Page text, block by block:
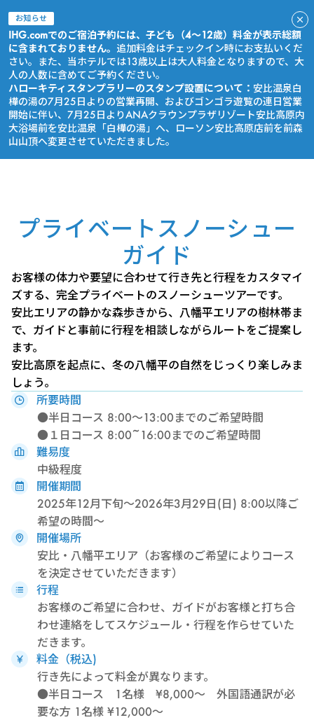
お知らせ
IHG.comでのご宿泊予約には、子ども（4～12歳）料金が表示総額
に含まれておりません。 追加料金はチェックイン時にお支払いくだ
さい。また、当ホテルでは13歳以上は大人料金となりますので、大
人の人数に含めてご予約ください。
ハローキティスタンプラリーのスタンプ設置について： 安比温泉白
樺の湯の7月25日よりの営業再開、およびゴンゴラ遊覧の連日営業
開始に伴い、7月25日よりANAクラウンプラザリゾート安比高原内
大浴場前を安比温泉「白樺の湯」へ、ローソン安比高原店前を前森
山山頂へ変更させていただきました。
プライベートスノーシュー
ガイド
お客様の体力や要望に合わせて行き先と行程をカスタマイ
ズする、完全プライベートのスノーシューツアーです。
安比エリアの静かな森歩きから、八幡平エリアの樹林帯ま
で、ガイドと事前に行程を相談しながらルートをご提案し
ます。
安比高原を起点に、冬の八幡平の自然をじっくり楽しみま
しょう。
所要時間
●半日コース 8:00〜13:00までのご希望時間
●１日コース 8:00~16:00までのご希望時間
難易度
中級程度
開催期間
2025年12月下旬〜2026年3月29日(日) 8:00以降ご
希望の時間〜
開催場所
安比・八幡平エリア（お客様のご希望によりコース
を決定させていただきます）
行程
お客様のご希望に合わせ、ガイドがお客様と打ち合
わせ連絡をしてスケジュール・行程を作らせていた
だきます。
料金（税込)
行き先によって料金が異なります。
●半日コース 1名様 ¥8,000～ 外国語通訳が必
要な方 1名様 ¥12,000～